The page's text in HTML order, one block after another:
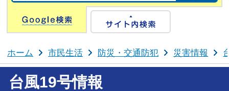
Google検索
ホーム 市民生活 防災・交通防犯 災害情報
台風19号情報